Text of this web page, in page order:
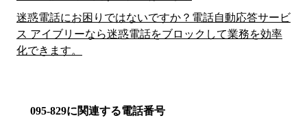
迷惑電話にお困りではないですか？電話自動応答サービ
ス アイブリーなら迷惑電話をブロックして業務を効率
化できます。
095-829に関連する電話番号